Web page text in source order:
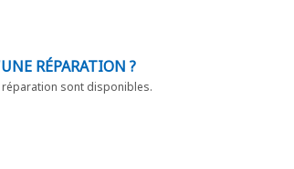
RÉPARATION ?
sont disponibles.